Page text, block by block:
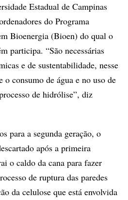
Estadual de Campinas
do Programa
Bioenergia (Bioen) do qual o
participa. “São necessárias
e de sustentabilidade, nesse
o consumo de água e no uso de
de hidrólise”, diz
para a segunda geração, o
após a primeira
o caldo da cana para fazer
de ruptura das paredes
da celulose que está envolvida